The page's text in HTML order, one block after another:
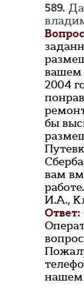
589.
вашем
2004
бы
вам
И.А.,
Ответ:
нашем